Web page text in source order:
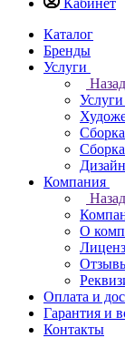
Кабинет
Каталог
Бренды
Услуги
Назад
Услуги
Дизайн
Компания
Назад
О
Оплата и
Гарантия и
Контакты